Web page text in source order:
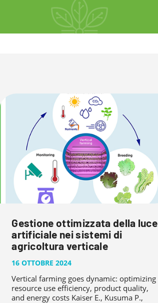
Gestione ottimizzata della luce
artificiale nei sistemi di
agricoltura verticale
16 OTTOBRE 2024
Vertical farming goes dynamic: optimizing
resource use efficiency, product quality,
and energy costs Kaiser E., Kusuma P.,